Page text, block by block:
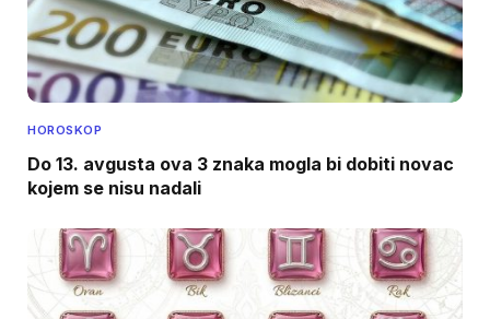
HOROSKOP
Do 13. avgusta ova 3 znaka mogla bi dobiti novac
kojem se nisu nadali